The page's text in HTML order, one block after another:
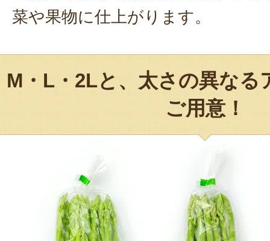
菜や果物に仕上がります。
M・L・2Lと、太さの異なる
ご用意！